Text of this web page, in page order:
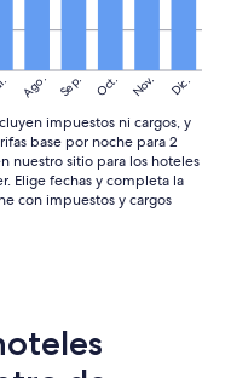
Ago. Sep. Oct. Nov. Dic.
impuestos ni cargos, y
base por noche para 2
nuestro sitio para los hoteles
Elige fechas y completa la
con impuestos y cargos